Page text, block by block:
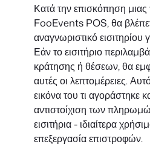
Κατά την επισκόπηση
FooEvents POS, θα
αναγνωριστικό εισιτηρίου
Εάν το εισιτήριο
κράτησης ή θέσεων, θα
αυτές οι λεπτομέρειες.
εικόνα του τι αγοράστηκε
αντιστοίχιση των
εισιτήρια - ιδιαίτερα
επεξεργασία επιστροφών.